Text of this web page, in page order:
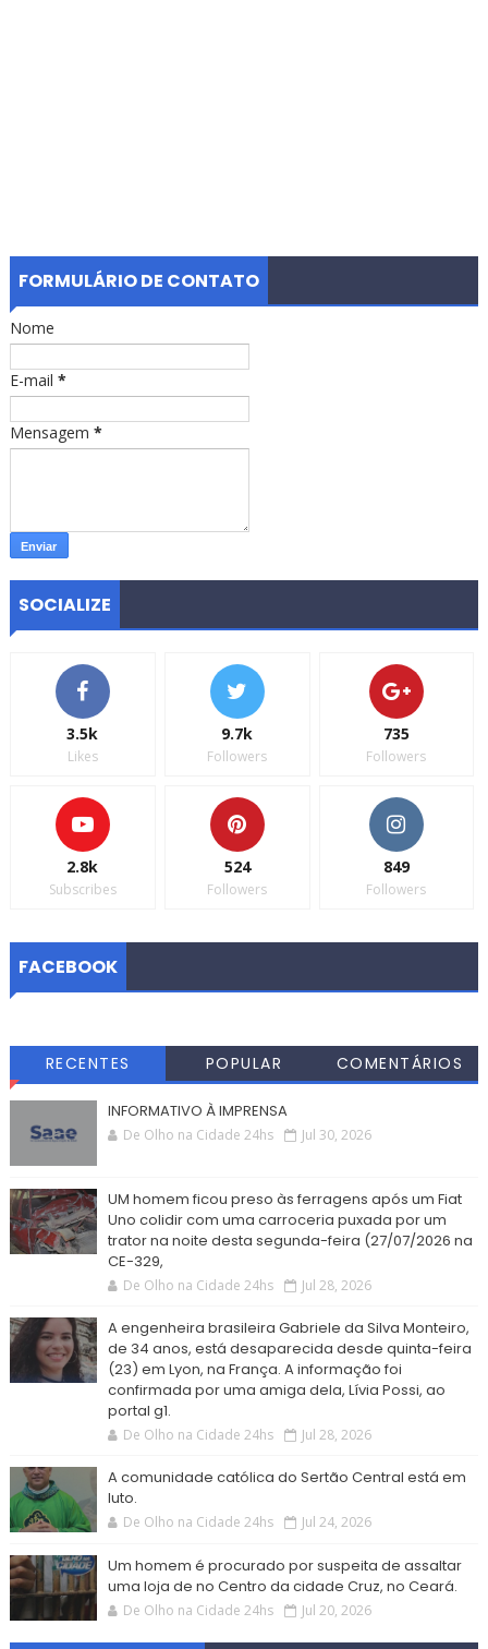
FORMULÁRIO DE CONTATO
Nome
E-mail *
Mensagem *
SOCIALIZE
3.5k
Likes
9.7k
Followers
735
Followers
2.8k
Subscribes
524
Followers
849
Followers
FACEBOOK
RECENTES POPULAR COMENTÁRIOS
INFORMATIVO À IMPRENSA
De Olho na Cidade 24hs Jul 30, 2026
UM homem ficou preso às ferragens após um Fiat
Uno colidir com uma carroceria puxada por um
trator na noite desta segunda-feira (27/07/2026 na
CE-329,
De Olho na Cidade 24hs Jul 28, 2026
A engenheira brasileira Gabriele da Silva Monteiro,
de 34 anos, está desaparecida desde quinta-feira
(23) em Lyon, na França. A informação foi
confirmada por uma amiga dela, Lívia Possi, ao
portal g1.
De Olho na Cidade 24hs Jul 28, 2026
A comunidade católica do Sertão Central está em
luto.
De Olho na Cidade 24hs Jul 24, 2026
Um homem é procurado por suspeita de assaltar
uma loja de no Centro da cidade Cruz, no Ceará.
De Olho na Cidade 24hs Jul 20, 2026